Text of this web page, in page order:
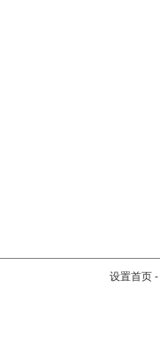
设置首页 -